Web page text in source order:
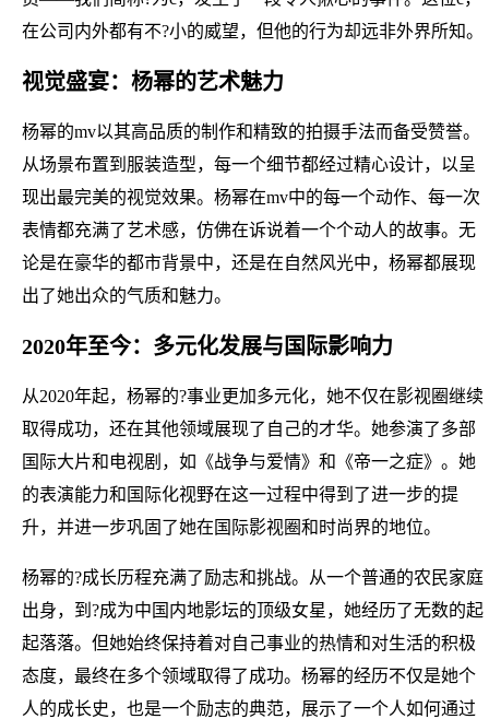
在公司内外都有不?小的威望，但他的行为却远非外界所知。
视觉盛宴：杨幂的艺术魅力
杨幂的mv以其高品质的制作和精致的拍摄手法而备受赞誉。
从场景布置到服装造型，每一个细节都经过精心设计，以呈
现出最完美的视觉效果。杨幂在mv中的每一个动作、每一次
表情都充满了艺术感，仿佛在诉说着一个个动人的故事。无
论是在豪华的都市背景中，还是在自然风光中，杨幂都展现
出了她出众的气质和魅力。
2020年至今：多元化发展与国际影响力
从2020年起，杨幂的?事业更加多元化，她不仅在影视圈继续
取得成功，还在其他领域展现了自己的才华。她参演了多部
国际大片和电视剧，如《战争与爱情》和《帝一之症》。她
的表演能力和国际化视野在这一过程中得到了进一步的提
升，并进一步巩固了她在国际影视圈和时尚界的地位。
杨幂的?成长历程充满了励志和挑战。从一个普通的农民家庭
出身，到?成为中国内地影坛的顶级女星，她经历了无数的起
起落落。但她始终保持着对自己事业的热情和对生活的积极
态度，最终在多个领域取得了成功。杨幂的经历不仅是她个
人的成长史，也是一个励志的典范，展示了一个人如何通过